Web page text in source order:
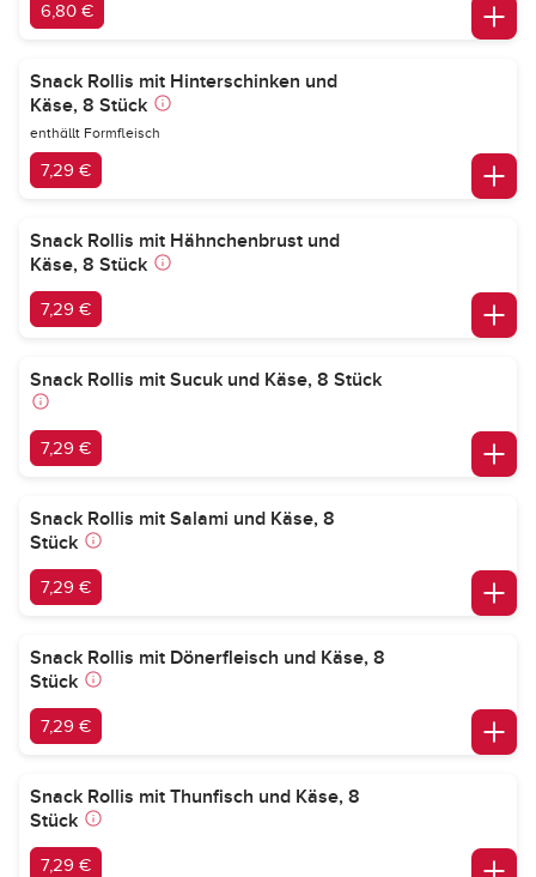
6,80 €
Snack Rollis mit Hinterschinken und
Käse, 8 Stück
enthällt Formfleisch
7,29 €
Snack Rollis mit Hähnchenbrust und
Käse, 8 Stück
7,29 €
Snack Rollis mit Sucuk und Käse, 8 Stück
7,29 €
Snack Rollis mit Salami und Käse, 8
Stück
7,29 €
Snack Rollis mit Dönerfleisch und Käse, 8
Stück
7,29 €
Snack Rollis mit Thunfisch und Käse, 8
Stück
7,29 €